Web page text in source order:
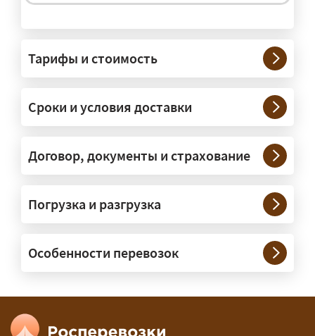
— На тралах и низкорамниках —
платформах, рассчитанных на
крупногабаритную технику и
конструкции. Транспорт подбираем
под конкретные размеры и вес груза.
сопровождение?
организуем. Потребность в машинах
прикрытия зависит от габаритов
груза и маршрута; это определяется
Тарифы и стоимость
Сроки и условия доставки
Договор, документы и страхование
Погрузка и разгрузка
Особенности перевозок